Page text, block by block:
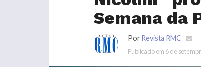
Semana da
Por Revista RMC
Publicado em 6 de